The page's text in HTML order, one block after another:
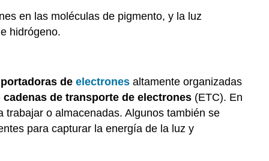
en las moléculas de pigmento, y la luz
hidrógeno.
portadoras de electrones altamente organizadas
cadenas de transporte de electrones (ETC). En
o almacenadas. Algunos también se
para capturar la energía de la luz y